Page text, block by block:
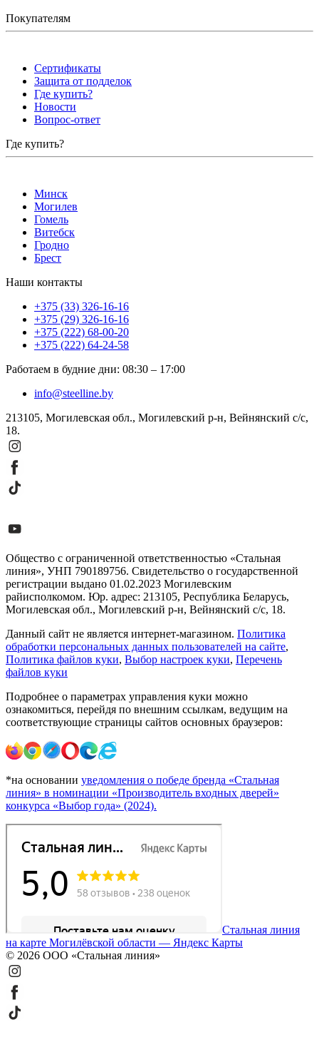
Покупателям
Сертификаты
Защита от подделок
Где купить?
Новости
Вопрос-ответ
Где купить?
Минск
Могилев
Гомель
Витебск
Гродно
Брест
Наши контакты
+375 (33) 326-16-16
+375 (29) 326-16-16
+375 (222) 68-00-20
+375 (222) 64-24-58
Работаем в будние дни: 08:30 – 17:00
info@steelline.by
213105, Могилевская обл., Могилевский р-н, Вейнянский с/с,
18.
Общество с ограниченной ответственностью «Стальная
линия», УНП 790189756. Свидетельство о государственной
регистрации выдано 01.02.2023 Могилевским
райисполкомом. Юр. адрес: 213105, Республика Беларусь,
Могилевская обл., Могилевский р-н, Вейнянский с/с, 18.
Данный сайт не является интернет-магазином. Политика
обработки персональных данных пользователей на сайте,
Политика файлов куки, Выбор настроек куки, Перечень
файлов куки
Подробнее о параметрах управления куки можно
ознакомиться, перейдя по внешним ссылкам, ведущим на
соответствующие страницы сайтов основных браузеров:
*на основании уведомления о победе бренда «Стальная
линия» в номинации «Производитель входных дверей»
конкурса «Выбор года» (2024).
Стальная линия
на карте Могилёвской области — Яндекс Карты
© 2026 ООО «Стальная линия»